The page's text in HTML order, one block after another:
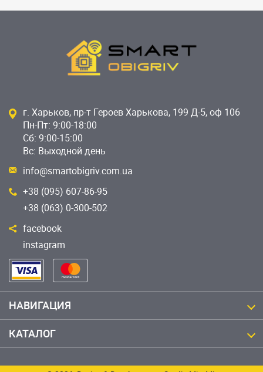
г. Харьков, пр-т Героев Харькова, 199 Д-5, оф 106
Пн-Пт: 9:00-18:00
Сб: 9:00-15:00
Вс: Выходной день
info@smartobigriv.com.ua
+38 (095) 607-86-95
+38 (063) 0-300-502
facebook
instagram
НАВИГАЦИЯ
КАТАЛОГ